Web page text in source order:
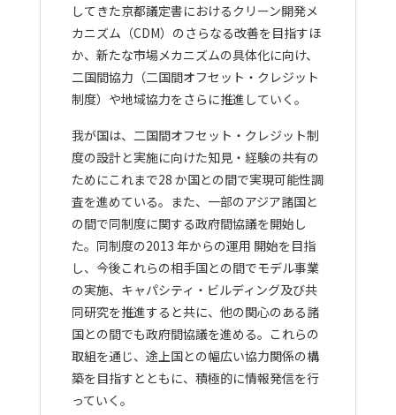
してきた京都議定書におけるクリーン開発メ
カニズム（CDM）のさらなる改善を目指すほ
か、新たな市場メカニズムの具体化に向け、
二国間協力（二国間オフセット・クレジット
制度）や地域協力をさらに推進していく。
我が国は、二国間オフセット・クレジット制
度の設計と実施に向けた知見・経験の共有の
ためにこれまで28 か国との間で実現可能性調
査を進めている。また、一部のアジア諸国と
の間で同制度に関する政府間協議を開始し
た。同制度の2013 年からの運用 開始を目指
し、今後これらの相手国との間でモデル事業
の実施、キャパシティ・ビルディング及び共
同研究を推進すると共に、他の関心のある諸
国との間でも政府間協議を進める。これらの
取組を通じ、途上国との幅広い協力関係の構
築を目指すとともに、積極的に情報発信を行
っていく。